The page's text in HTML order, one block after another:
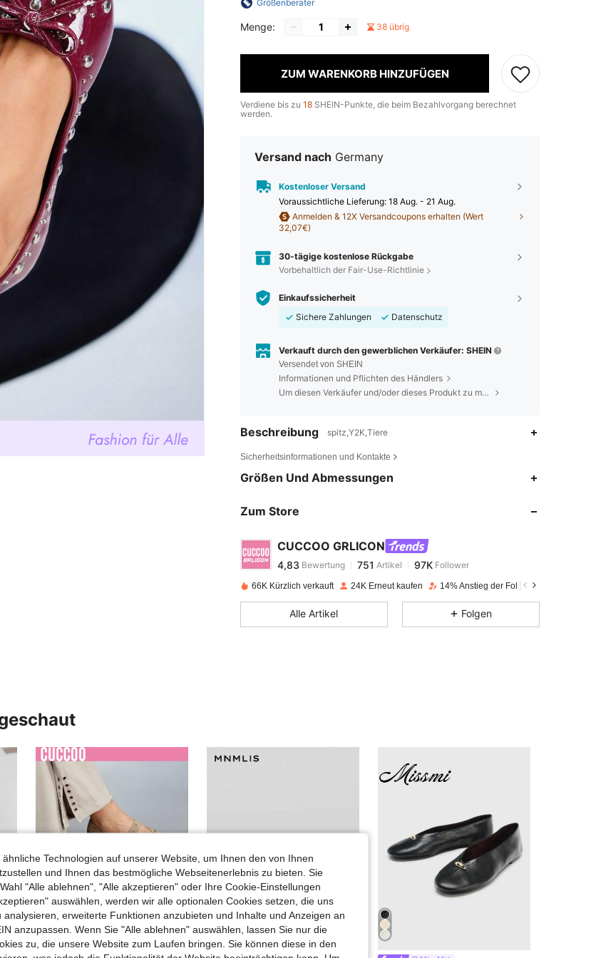
Größenberater
Menge: 38 übrig
ZUM WARENKORB HINZUFÜGEN
Verdiene bis zu 18 SHEIN-Punkte, die beim Bezahlvorgang berechnet
werden.
Versand nach Germany
Kostenloser Versand
Voraussichtliche Lieferung: 18 Aug. - 21 Aug.
Anmelden & 12X Versandcoupons erhalten (Wert
32,07€)
30-tägige kostenlose Rückgabe
Vorbehaltlich der Fair-Use-Richtlinie
Einkaufssicherheit
Sichere Zahlungen
Datenschutz
Verkauft durch den gewerblichen Verkäufer: SHEIN
Versendet von SHEIN
Informationen und Pflichten des Händlers
Um diesen Verkäufer und/oder dieses Produkt zu melden
Beschreibung spitz,Y2K,Tiere
Sicherheitsinformationen und Kontakte
Größen Und Abmessungen
Zum Store
CUCCOO GRLICON
4,83 751
4,83
4,83 751 97K
f***nbezahltVor 1 Tag
4,83 751 97K
97K
4,83 97K
66K Kürzlich verkauft 24K Erneut kaufen 14% Anstieg der Follower
Alle Artikel Folgen
Technologien auf unserer Website, um Ihnen den von Ihnen
und Ihnen das bestmögliche Webseitenerlebnis zu bieten. Sie
"Alle ablehnen", "Alle akzeptieren" oder Ihre Cookie-Einstellungen
auswählen, werden wir alle optionalen Cookies setzen, die uns
erweiterte Funktionen anzubieten und Inhalte und Anzeigen an
anzupassen. Wenn Sie "Alle ablehnen" auswählen, lassen Sie nur die
zu, die unsere Website zum Laufen bringen. Sie können diese in den